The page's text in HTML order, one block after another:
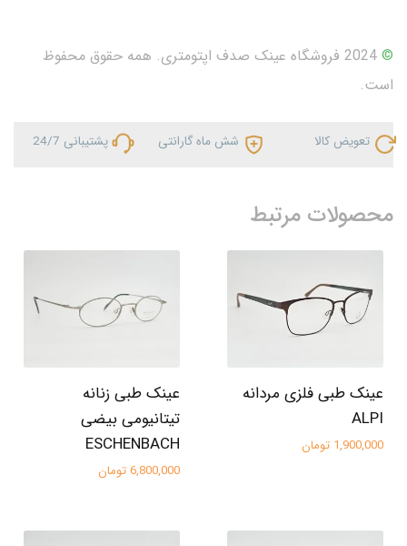
©
2024 فروشگاه عینک صدف اپتومتری. همه حقوق محفوظ
است.
تعویض کالا شش ماه گارانتی پشتیبانی 24/7
محصولات مرتبط
عینک طبی فلزی مردانه
ALPI
1,900,000 تومان
عینک طبی زنانه
تیتانیومی بیضی
ESCHENBACH
6,800,000 تومان